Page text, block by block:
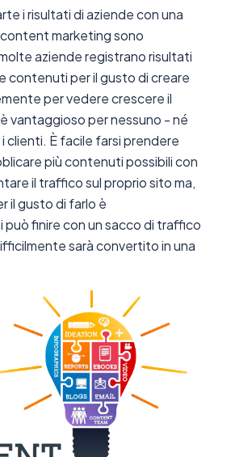
i risultati di aziende con una
marketing sono
aziende registrano risultati
contenuti per il gusto di creare
per vedere crescere il
vantaggioso per nessuno - né
clienti. È facile farsi prendere
più contenuti possibili con
il traffico sul proprio sito ma,
il gusto di farlo è
finire con un sacco di traffico
sarà convertito in una